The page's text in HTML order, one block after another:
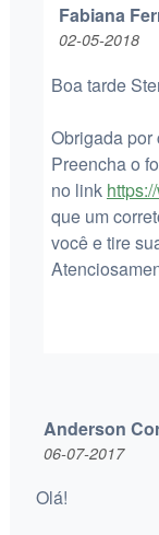
Fabiana
02-05-2018
Boa tarde
Obrigada por
Preencha o
no link
que um
você e tire
Anderson
06-07-2017
Olá!